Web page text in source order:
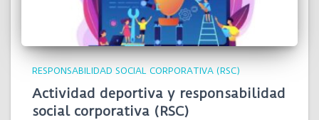
RESPONSABILIDAD SOCIAL CORPORATIVA (RSC)
Actividad deportiva y responsabilidad
social corporativa (RSC)